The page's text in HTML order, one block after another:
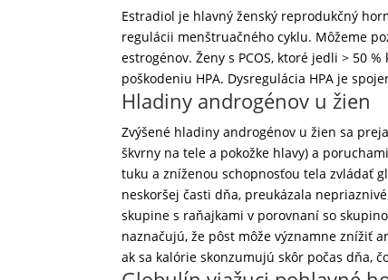
Estradiol je hlavný ženský reprodukčný
regulácii menštruačného cyklu. Môžeme
estrogénov. Ženy s PCOS, ktoré jedli > 50
poškodeniu HPA. Dysregulácia HPA je
Hladiny androgénov u žien
Zvýšené hladiny androgénov u žien sa
škvrny na tele a pokožke hlavy) a
tuku a zníženou schopnosťou tela zvládať
neskoršej časti dňa, preukázala
skupine s raňajkami v porovnaní so
naznačujú, že pôst môže významne znížiť
ak sa kalórie skonzumujú skôr počas dňa,